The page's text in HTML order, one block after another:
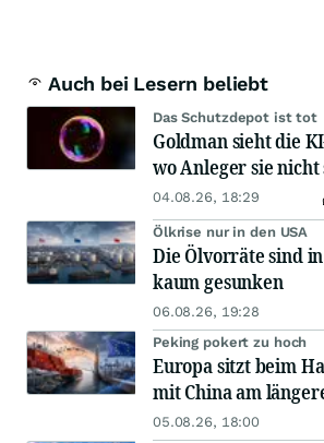
Auch bei Lesern beliebt
Das Schutzdepot ist tot
Goldman sieht die
wo Anleger sie nicht
04.08.26, 18:29
Ölkrise nur in den USA
Die Ölvorräte sind
kaum gesunken
06.08.26, 19:28
Peking pokert zu hoch
Europa sitzt beim
mit China am
05.08.26, 18:00